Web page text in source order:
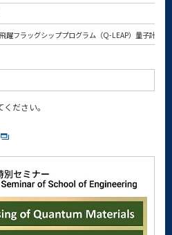
躍フラッグシッププログラム（Q-LEAP）量子計測
ださい。